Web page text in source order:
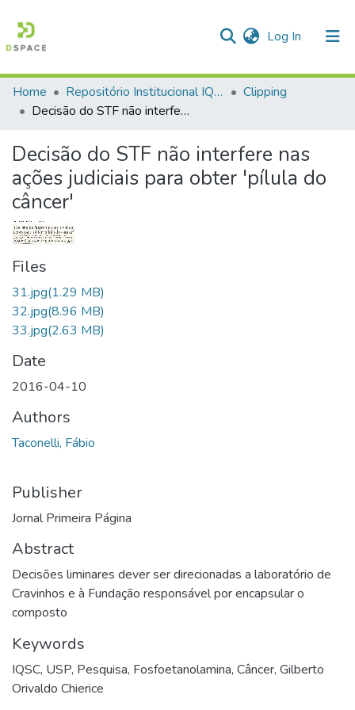
Log In (current)
Communities & Collections
Statistics
Home Repositório Institucional IQSC
Clipping
Decisão do STF não interfere nas ações judiciais para obter 'pílula do câncer'
Decisão do STF não interfere nas
ações judiciais para obter 'pílula do
câncer'
Files
31.jpg(1.29 MB)
32.jpg(8.96 MB)
33.jpg(2.63 MB)
Date
2016-04-10
Authors
Taconelli, Fábio
Publisher
Jornal Primeira Página
Abstract
Decisões liminares dever ser direcionadas a laboratório de
Cravinhos e à Fundação responsável por encapsular o
composto
Keywords
IQSC, USP, Pesquisa, Fosfoetanolamina, Câncer, Gilberto
Orivaldo Chierice